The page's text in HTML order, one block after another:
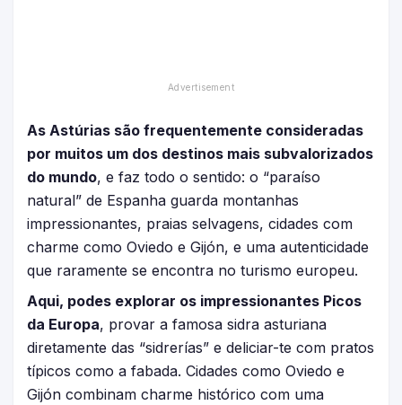
As Astúrias são frequentemente consideradas
por muitos um dos destinos mais subvalorizados
do mundo, e faz todo o sentido: o “paraíso
natural” de Espanha guarda montanhas
impressionantes, praias selvagens, cidades com
charme como Oviedo e Gijón, e uma autenticidade
que raramente se encontra no turismo europeu.
Aqui, podes explorar os impressionantes Picos
da Europa, provar a famosa sidra asturiana
diretamente das “sidrerías” e deliciar-te com pratos
típicos como a fabada. Cidades como Oviedo e
Gijón combinam charme histórico com uma